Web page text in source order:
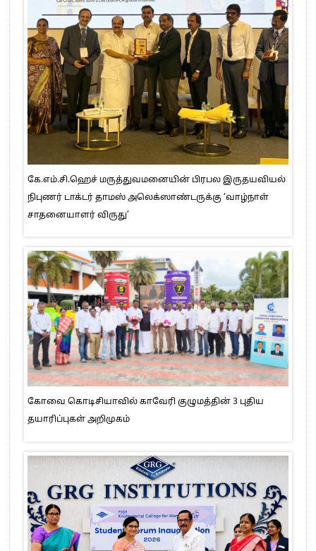
கே.எம்.சி.ஹெச் மருத்துவமனையின் பிரபல இருதயவியல்
நிபுணர் டாக்டர் தாமஸ் அலெக்ஸாண்டருக்கு ‘வாழ்நாள்
சாதனையாளர் விருது’
கோவை கொடிசியாவில் காவேரி குழுமத்தின் 3 புதிய
தயாரிப்புகள் அறிமுகம்